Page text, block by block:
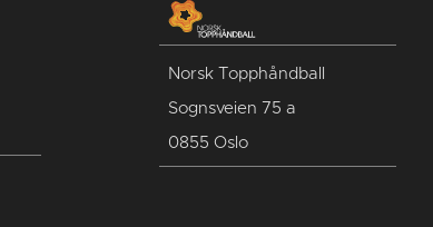
Norsk Topphåndball
Sognsveien 75 a
0855 Oslo